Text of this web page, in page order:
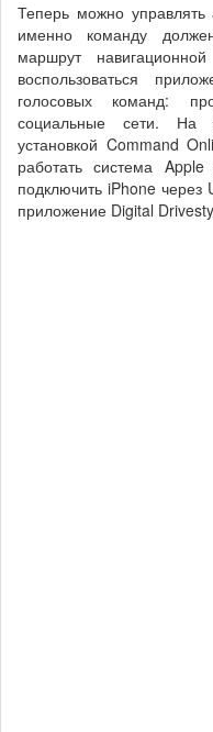
Теперь можно управлять
именно команду
маршрут
воспользоваться
голосовых команд:
социальные сети. На
установкой Command
работать система
подключить iPhone через
приложение Digital